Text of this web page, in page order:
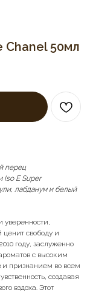
50мл
перец
Iso E Super
лабданум и белый
уверенности,
свободу и
году, заслуженно
с высоким
и признанием во всем
создавая
вздоха. Этот